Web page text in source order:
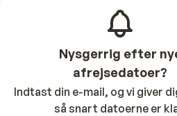
Nysgerrig efter
afrejsedatoer?
Indtast din e-mail, og vi giver
så snart datoerne er